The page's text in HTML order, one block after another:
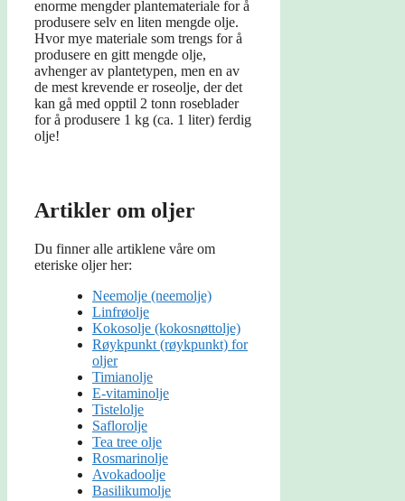
enorme mengder plantemateriale for å
produsere selv en liten mengde olje.
Hvor mye materiale som trengs for å
produsere en gitt mengde olje,
avhenger av plantetypen, men en av
de mest krevende er roseolje, der det
kan gå med opptil 2 tonn roseblader
for å produsere 1 kg (ca. 1 liter) ferdig
olje!
Artikler om oljer
Du finner alle artiklene våre om
eteriske oljer her:
Neemolje (neemolje)
Linfrøolje
Kokosolje (kokosnøttolje)
Røykpunkt (røykpunkt) for
oljer
Timianolje
E-vitaminolje
Tistelolje
Saflorolje
Tea tree olje
Rosmarinolje
Avokadoolje
Basilikumolje